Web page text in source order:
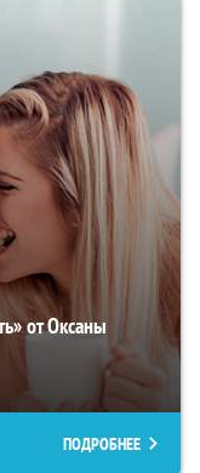
от Оксаны
ПОДРОБНЕЕ